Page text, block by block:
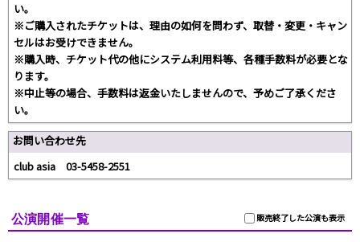
い。
※ご購入されたチケットは、理由の如何を問わず、取替・変更・キャン
セルはお受けできません。
※購入時、チケット代の他にシステム利用料等、各種手数料が必要とな
ります。
※中止等の場合、手数料は返金いたしませんので、予めご了承くださ
い。
お問い合わせ先
club asia 03-5458-2551
販売終了した公演も表示
公演開催一覧